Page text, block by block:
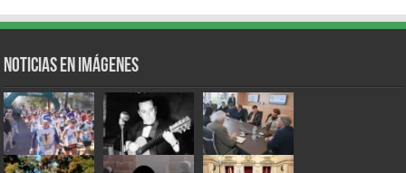
Noticias en Imágenes